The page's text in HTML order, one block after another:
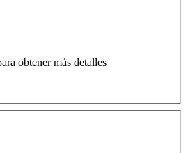
obtener más detalles